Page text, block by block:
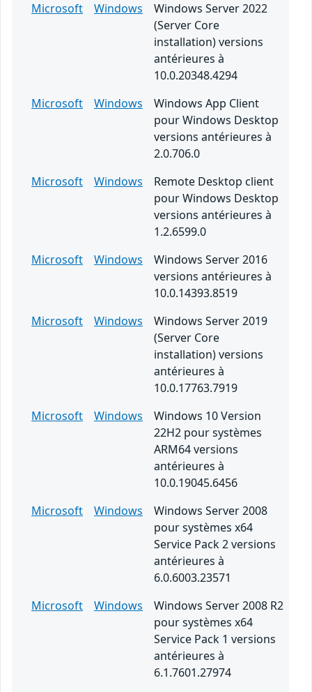
Microsoft
Windows
Windows Server 2022
(Server Core
installation) versions
antérieures à
10.0.20348.4294
Microsoft
Windows
Windows App Client
pour Windows Desktop
versions antérieures à
2.0.706.0
Microsoft
Windows
Remote Desktop client
pour Windows Desktop
versions antérieures à
1.2.6599.0
Microsoft
Windows
Windows Server 2016
versions antérieures à
10.0.14393.8519
Microsoft
Windows
Windows Server 2019
(Server Core
installation) versions
antérieures à
10.0.17763.7919
Microsoft
Windows
Windows 10 Version
22H2 pour systèmes
ARM64 versions
antérieures à
10.0.19045.6456
Microsoft
Windows
Windows Server 2008
pour systèmes x64
Service Pack 2 versions
antérieures à
6.0.6003.23571
Microsoft
Windows
Windows Server 2008 R2
pour systèmes x64
Service Pack 1 versions
antérieures à
6.1.7601.27974